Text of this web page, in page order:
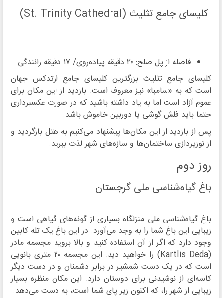
کلیسای جامع تثلیث (St. Trinity Cathedral)
فاصله از پل صلح: ۲۰ دقیقه پیاده‌روی/ ۱۷ دقیقه رانندگی
کلیسای جامع تثلیث بزرگترین کلیسای جامع ارتدکس جهان
است که به «سامبا» نیز معروف است. بازدید از این مکان برای
عموم آزاد است اما به یاد داشته باشید که در صورت عکسبرداری
حتما باید فلش گوشی یا دوربین خاموش باشد.
پس از بازدید از این مکان‌ها پیشنهاد می‌کنیم به هتل بازگردید و
از نوزپردازی ساختمان‌ها و سازه‌های شهر لذت ببرید.
روز دوم
باغ گیاه‌شناسی ملی گرجستان
باغ گیاه‌شناسی ملی منزلگاه بسیاری از گونه‌های گیاهی است و
زیبایی این باغ شما را به وجد می‌آورد. در این باغ یک تله‌ کابین
وجود دارد که اگر از آن استفاده کنید و بالا بروید مجسمه مادر
(Kartlis Deda) را خواهید دید. این مجسمه ۲۰ متری بانویی
است که در یک دست شمشیر در برابر دشمنان و در دست دیگر
کاسه‌ای از نوشیدنی برای دوستان دارد. این مکان منظره‌ بسیار
زیبایی از شهر را، که اکنون زیر پای شما است، به دست می‌دهد.